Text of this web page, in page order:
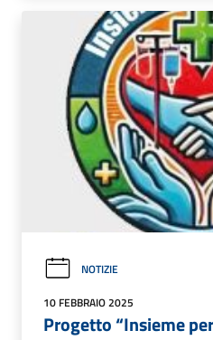
NOTIZIE
10 FEBBRAIO 2025
Progetto “Insieme